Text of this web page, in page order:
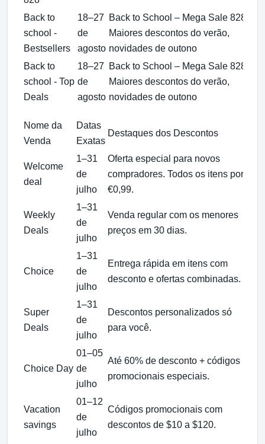
Back to
school -
Bestsellers
18–27
de
agosto
Back to School – Mega Sale 828:
Maiores descontos do verão,
novidades de outono
Back to
school - Top
Deals
18–27
de
agosto
Back to School – Mega Sale 828:
Maiores descontos do verão,
novidades de outono
Nome da
Venda
Datas
Exatas
Destaques dos Descontos
Welcome
deal
1–31
de
julho
Oferta especial para novos
compradores. Todos os itens por
€0,99.
Weekly
Deals
1–31
de
julho
Venda regular com os menores
preços em 30 dias.
Choice
1–31
de
julho
Entrega rápida em itens com
desconto e ofertas combinadas.
Super
Deals
1–31
de
julho
Descontos personalizados só
para você.
Choice Day
01–05
de
julho
Até 60% de desconto + códigos
promocionais especiais.
Vacation
savings
01–12
de
julho
Códigos promocionais com
descontos de $10 a $120.